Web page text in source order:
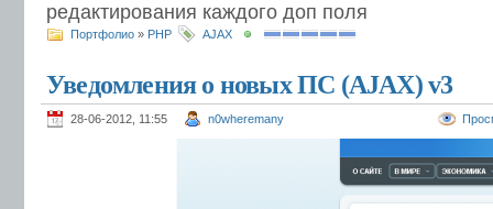
редактирования каждого доп поля
Портфолио » PHP AJAX
Уведомления о новых ПС (AJAX) v3
28-06-2012, 11:55 n0wheremany